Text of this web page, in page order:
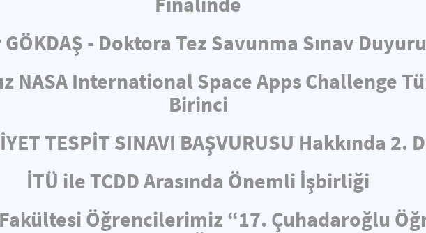
- Doktora Tez Savunma Sınav
NASA International Space Apps Challenge
Birinci
TESPİT SINAVI BAŞVURUSU Hakkında 2.
İTÜ ile TCDD Arasında Önemli İşbirliği
Öğrencilerimiz “17. Çuhadaroğlu